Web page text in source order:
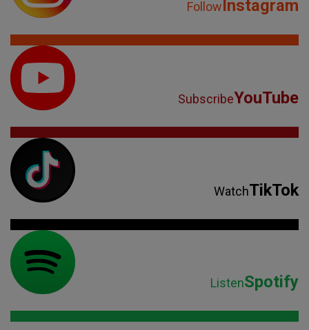
FollowInstagram
SubscribeYouTube
WatchTikTok
ListenSpotify